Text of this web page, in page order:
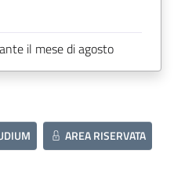
il mese di agosto
AREA RISERVATA